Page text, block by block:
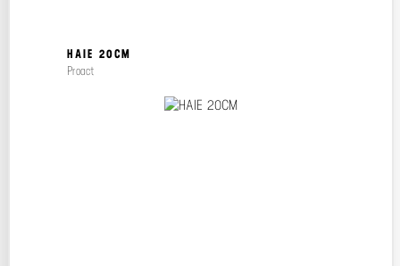
HAIE 20CM
Proact